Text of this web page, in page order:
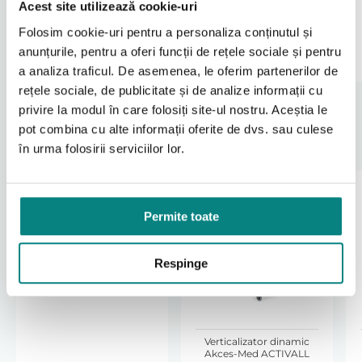
Acest site utilizează cookie-uri
Folosim cookie-uri pentru a personaliza conținutul și
anunțurile, pentru a oferi funcții de rețele sociale și pentru
a analiza traficul. De asemenea, le oferim partenerilor de
rețele sociale, de publicitate și de analize informații cu
privire la modul în care folosiți site-ul nostru. Aceștia le
pot combina cu alte informații oferite de dvs. sau culese
în urma folosirii serviciilor lor.
Permite toate
Respinge
pentru fixare.
Rol functional
Protectia anti-stropire este recomandata in special
pentru:
utilizatori cu control urinar redus
situatii in care este necesara protectie
suplimentara a ingrijitorului
utilizare in medii clinice sau institutionalizate
Manualul Rifton subliniaza importanta curatarii si
dezinfectarii deflectoarelor dupa fiecare utilizare
pentru a reduce riscul transmiterii bolilor infectioase.
Se curata dupa fiecare utilizare cu dezinfectant sau
solutie pe baza de clor (max. 10%), conform
De la
550lei
Selectați
470lei
Selectați
Produse Recomandate
Sistem pentru igienă şi
Verticalizator dinamic
Akces-Med ACTIVALL